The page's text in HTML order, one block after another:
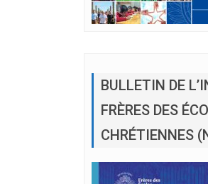
BULLETIN DE
FRÈRES DES
CHRÉTIENNES